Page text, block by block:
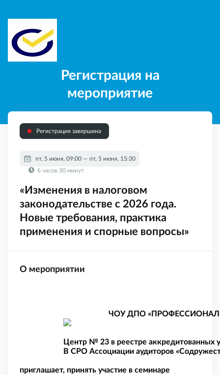
Регистрация на
мероприятие
Регистрация завершена
пт, 5 июня, 09:00 — пт, 5 июня, 15:30
6 часов 30 минут
«Изменения в налоговом
законодательстве с 2026 года.
Новые требования, практика
применения и спорные вопросы»
О мероприятии
ЧОУ ДПО
Центр № 23 в реестре аккредитованных
В СРО Ассоциации аудиторов
приглашает, принять участие в семинаре